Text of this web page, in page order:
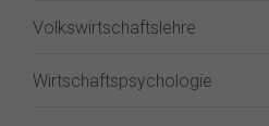
Volkswirtschaftslehre
Wirtschaftspsychologie